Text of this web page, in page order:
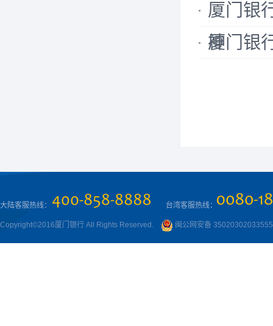
厦门银
神
厦门银
大陆客服热线： 台湾客服热线：
Copyright©2016厦门银行 All Rights Reserved. 闽公网安备